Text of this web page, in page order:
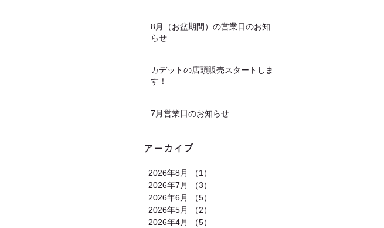
8月（お盆期間）の営業日のお知
らせ
カデットの店頭販売スタートしま
す！
7月営業日のお知らせ
アーカイブ
2026年8月 （1）
2026年7月
（3）
2026年6月
（5）
2026年5月
（2）
2026年4月
（5）